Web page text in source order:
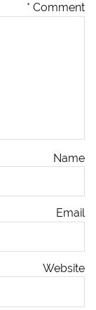
Comment
*
Name
Email
Website